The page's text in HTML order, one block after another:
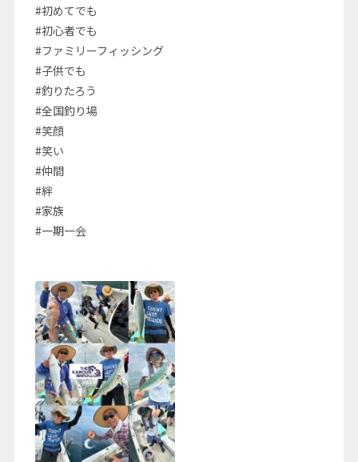
#初めてでも
#初心者でも
#ファミリーフィッシング
#子供でも
#釣りたろう
#全国釣り場
#笑顔
#笑い
#仲間
#絆
#家族
#一期一会